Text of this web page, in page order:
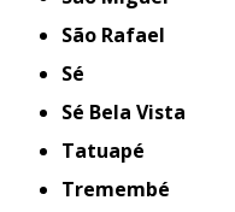
São Rafael
Sé
Sé Bela Vista
Tatuapé
Tremembé